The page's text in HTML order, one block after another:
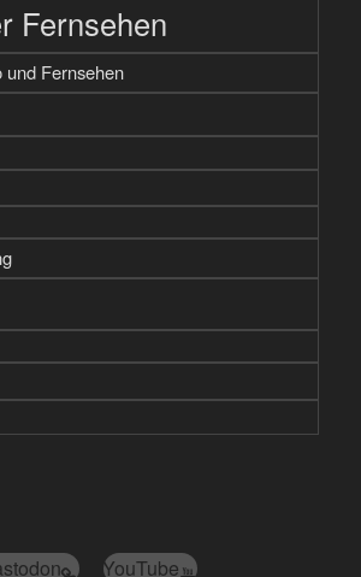
Fernsehen
Fernsehen
YouTube